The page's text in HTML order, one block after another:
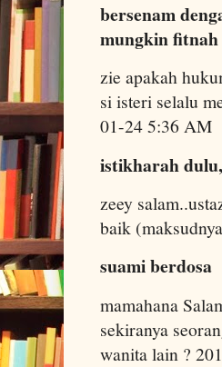
bersenam
mungkin
zie apakah
si isteri selalu
01-24 5:36 AM
istikharah
zeey
baik
suami berdosa
mamahana
sekiranya
wanita lain ?